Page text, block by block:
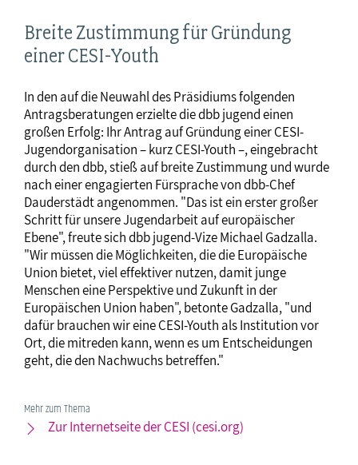
Breite Zustimmung für Gründung
einer CESI-Youth
In den auf die Neuwahl des Präsidiums folgenden
Antragsberatungen erzielte die dbb jugend einen
großen Erfolg: Ihr Antrag auf Gründung einer CESI-
Jugendorganisation – kurz CESI-Youth –, eingebracht
durch den dbb, stieß auf breite Zustimmung und wurde
nach einer engagierten Fürsprache von dbb-Chef
Dauderstädt angenommen. "Das ist ein erster großer
Schritt für unsere Jugendarbeit auf europäischer
Ebene", freute sich dbb jugend-Vize Michael Gadzalla.
"Wir müssen die Möglichkeiten, die die Europäische
Union bietet, viel effektiver nutzen, damit junge
Menschen eine Perspektive und Zukunft in der
Europäischen Union haben", betonte Gadzalla, "und
dafür brauchen wir eine CESI-Youth als Institution vor
Ort, die mitreden kann, wenn es um Entscheidungen
geht, die den Nachwuchs betreffen."
Mehr zum Thema
Zur Internetseite der CESI (cesi.org)